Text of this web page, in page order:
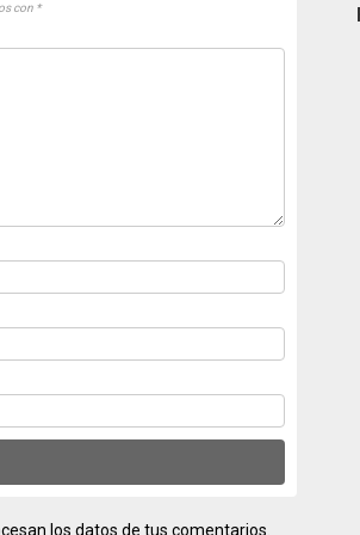
con *
los datos de tus comentarios.